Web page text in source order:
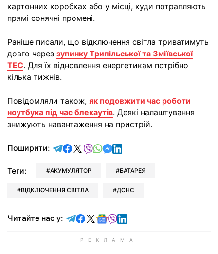
картонних коробках або у місці, куди потрапляють
прямі сонячні промені.
Раніше писали, що відключення світла триватимуть
довго через зупинку Трипільської та Зміївської
ТЕС. Для їх відновлення енергетикам потрібно
кілька тижнів.
Повідомляли також, як подовжити час роботи
ноутбука під час блекаутів. Деякі налаштування
знижують навантаження на пристрій.
Поширити: відправити у Telegram
поділитись у Facebook
поділитись у X
відправити у Viber
відправити у Whatsapp
відправити у Messenger
відправити у LinkedIn
Теги: АКУМУЛЯТОР БАТАРЕЯ
ВІДКЛЮЧЕННЯ СВІТЛА ДСНС
Читайте нас у: Читайте у Telegram
Читайте у Facebook
Читайте у X
Читайте у Google news
Читайте у Viber
Читайте у LinkedIn